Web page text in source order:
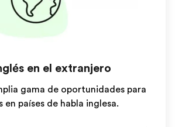
en el extranjero
gama de oportunidades para
en países de habla inglesa.